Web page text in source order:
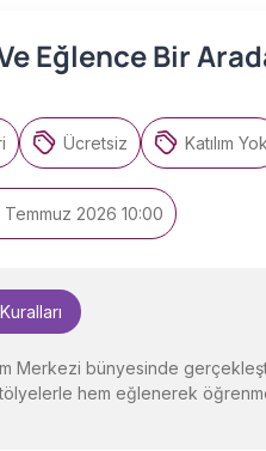
Eğlence Bir
Ücretsiz Katılım Yok
Temmuz 2026 10:00
Merkezi bünyesinde
hem eğlenerek